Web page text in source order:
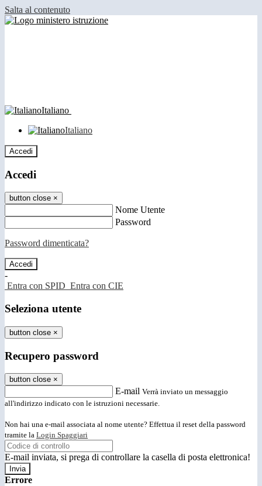
Salta al contenuto
Italiano
Italiano
Accedi
Accedi
button close ×
Nome Utente
Password
Password dimenticata?
-
Entra con SPID Entra con CIE
Seleziona utente
button close ×
Recupero password
button close ×
E-mail Verrà inviato un messaggio
all'indirizzo indicato con le istruzioni necessarie.
Non hai una e-mail associata al nome utente? Effettua il reset della password
tramite la Login Spaggiari
E-mail inviata, si prega di controllare la casella di posta elettronica!
Errore